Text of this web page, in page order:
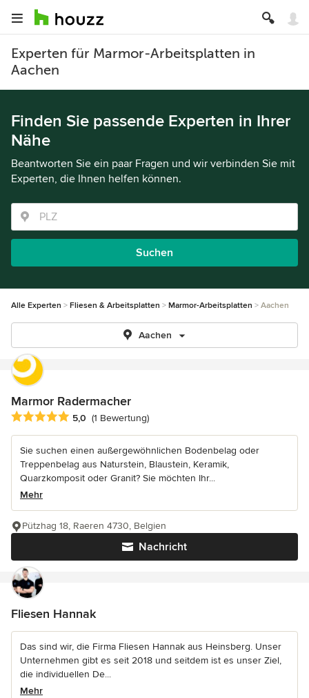
Experten für Marmor-Arbeitsplatten in
Aachen
Finden Sie passende Experten in Ihrer
Nähe
Beantworten Sie ein paar Fragen und wir verbinden Sie mit
Experten, die Ihnen helfen können.
Suchen
Alle Experten Fliesen & Arbeitsplatten Marmor-Arbeitsplatten Aachen
Aachen
Marmor Radermacher
Durchschnittliche Bewertung: 5 von 5 Sternen
5,0 (1 Bewertung)
Sie suchen einen außergewöhnlichen Bodenbelag oder
Treppenbelag aus Naturstein, Blaustein, Keramik,
Quarzkomposit oder Granit? Sie möchten Ihr...
Mehr
Nachricht
Pützhag 18, Raeren 4730, Belgien
Fliesen Hannak
Das sind wir, die Firma Fliesen Hannak aus Heinsberg. Unser
Unternehmen gibt es seit 2018 und seitdem ist es unser Ziel,
die individuellen De...
Mehr